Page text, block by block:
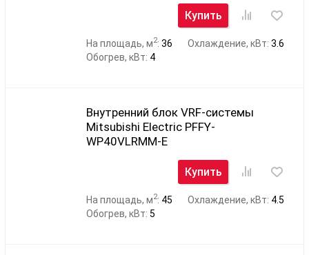
Купить
На площадь, м2: 36 Охлаждение, кВт:3.6
Обогрев, кВт: 4
Внутренний блок VRF-системы
Mitsubishi Electric PFFY-
WP40VLRMM-E
Купить
На площадь, м2: 45 Охлаждение, кВт: 4.5
Обогрев, кВт: 5